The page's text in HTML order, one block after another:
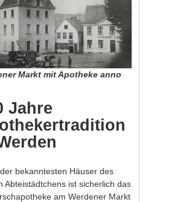
Markt mit Apotheke anno
Jahre
bekanntesten Häuser des
Abteistädtchens ist sicherlich das
am Werdener Markt